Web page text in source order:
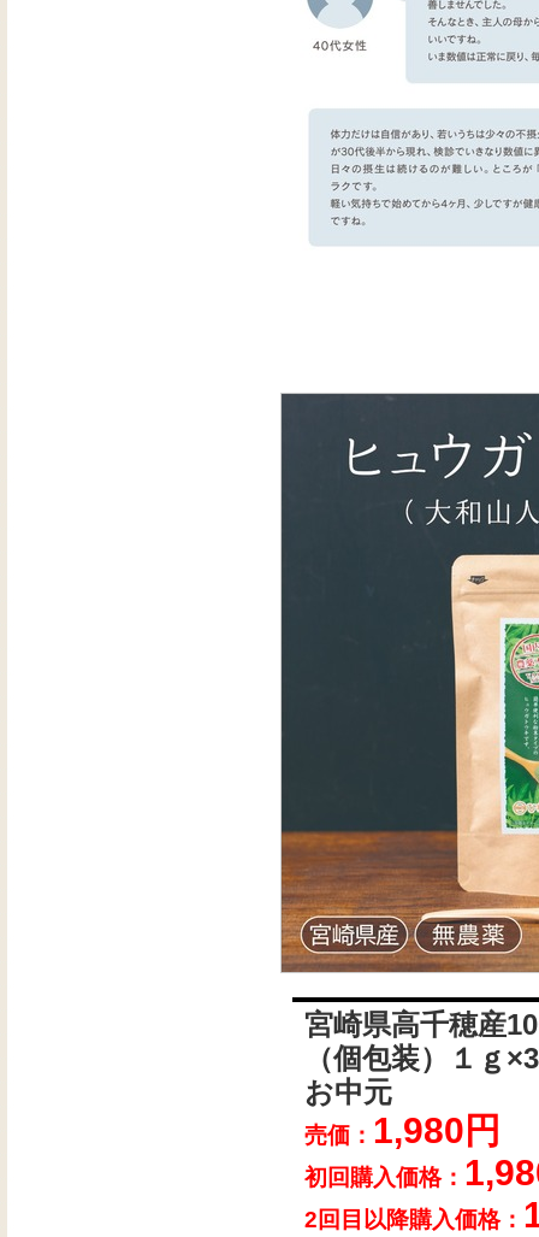
宮崎県高千穂産
（個包装）１ｇ
お中元
売価： 1,980円
初回購入価格：
2回目以降購入価格：